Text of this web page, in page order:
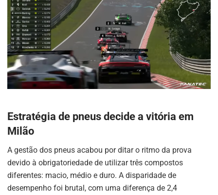
Estratégia de pneus decide a vitória em
Milão
A gestão dos pneus acabou por ditar o ritmo da prova
devido à obrigatoriedade de utilizar três compostos
diferentes: macio, médio e duro. A disparidade de
desempenho foi brutal, com uma diferença de 2,4